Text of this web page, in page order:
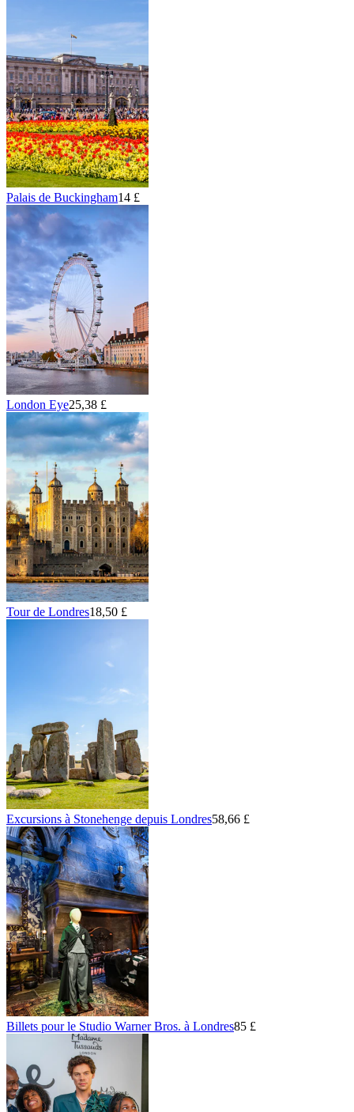
Palais de Buckingham14 £
London Eye25,38 £
Tour de Londres18,50 £
Excursions à Stonehenge depuis Londres58,66 £
Billets pour le Studio Warner Bros. à Londres85 £